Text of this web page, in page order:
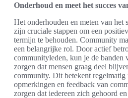
Onderhoud en meet het succes
Het onderhouden en meten van het
zijn cruciale stappen om een
termijn te behouden. Community
een belangrijke rol. Door actief
communityleden, kun je de banden
zorgen dat mensen graag deel
community. Dit betekent regelmatig
opmerkingen en feedback van
zorgen dat iedereen zich gehoord